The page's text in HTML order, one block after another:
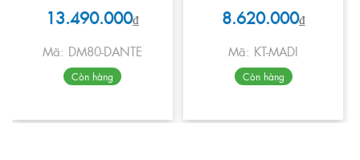
13.490.000₫
Mã: DM80-DANTE
Còn hàng
8.620.000₫
Mã: KT-MADI
Còn hàng